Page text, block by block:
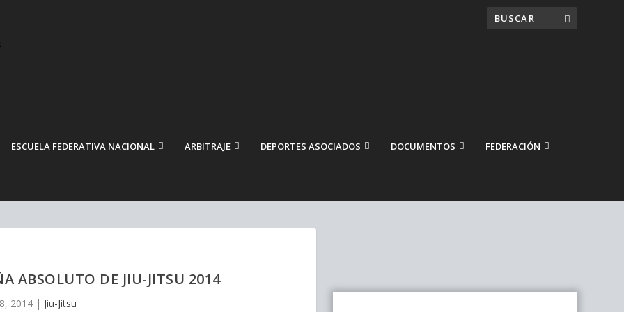
ESCUELA FEDERATIVA NACIONAL ARBITRAJE DEPORTES ASOCIADOS DOCUMENTOS FEDERACIÓN
ABSOLUTO DE JIU-JITSU 2014
2014 | Jiu-Jitsu